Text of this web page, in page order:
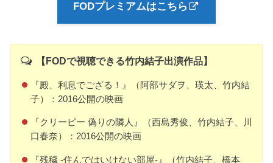
FODプレミアムはこちら
【FODで視聴できる竹内結子出演作品】
『殿、利息でござる！』（阿部サダヲ、瑛太、竹内結
子）：2016公開の映画
『クリーピー 偽りの隣人』（西島秀俊、竹内結子、川
口春奈）：2016公開の映画
『残穢 -住んではいけない部屋-』（竹内結子、橋本